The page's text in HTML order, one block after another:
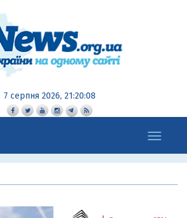
7 серпня 2026, 21:20:09
Toggle
navigation